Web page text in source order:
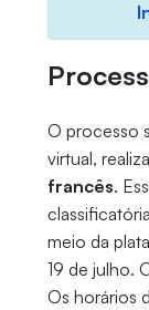
O processo
virtual,
francês.
meio da
19 de julho.
Os horários